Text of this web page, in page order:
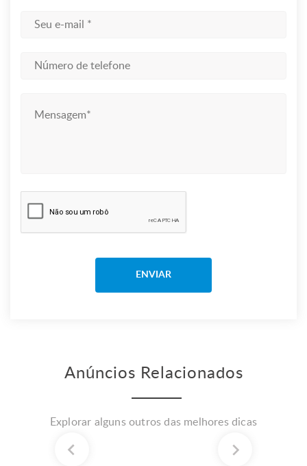
Anúncios Relacionados
Explorar alguns outros das melhores dicas